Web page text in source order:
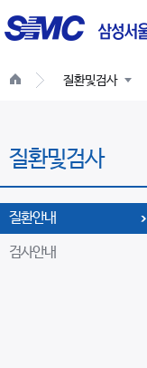
글
로
네
이
션
질환및검사
질환및검사
질환안내
검사안내